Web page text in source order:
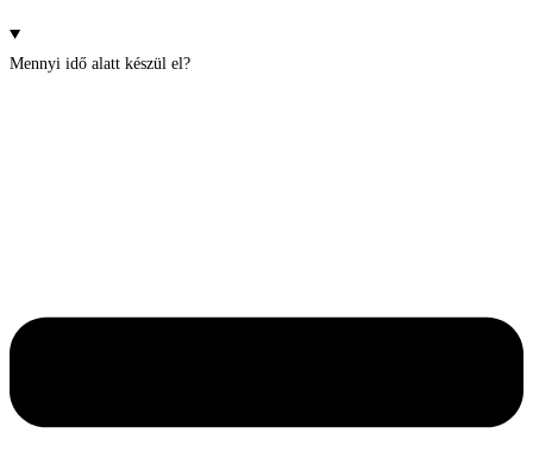
Mennyi idő alatt készül el?